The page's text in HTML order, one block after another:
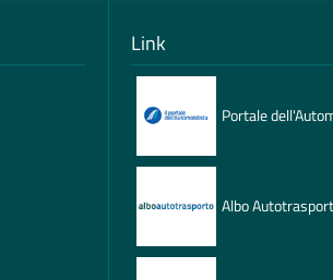
Link
Portale
Albo